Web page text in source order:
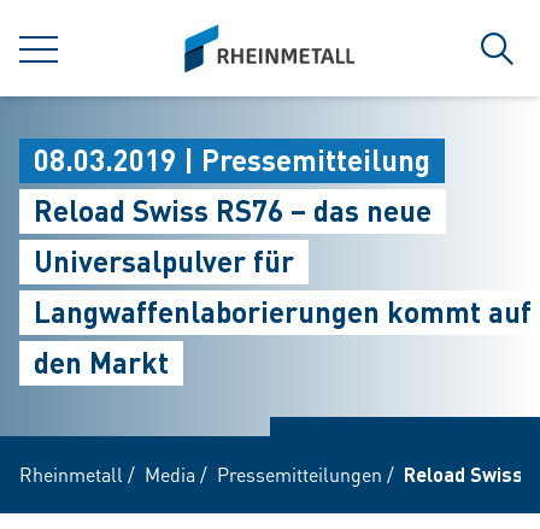
MENÜ
siteLogo
08.03.2019 | Pressemitteilung
Reload Swiss RS76 – das neue
Universalpulver für
Langwaffenlaborierungen kommt auf
den Markt
Rheinmetall / Media / Pressemitteilungen / Reload Swiss